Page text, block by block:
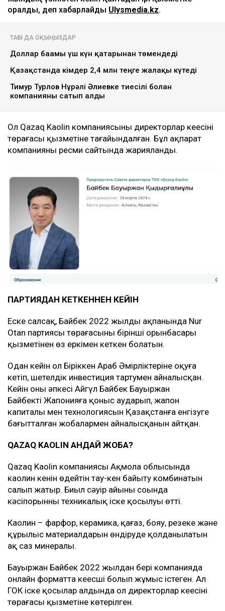
оралды, деп хабарлайды Ulysmedia.kz.
ТАҒЫ ДА ОҚЫҢЫЗДАР
Доллар бағамы үш күн қатарынан төмендеді
Қазақстанда кімдер 2,4 млн теңге жалақы күтеді
Тимур Турлов Нұрәлі Әлиевке тиесілі болған
компанияны сатып алды
Ол Qazaq Kaolin компаниясының директорлар кеңесінің
төрағасы қызметіне тағайындалған. Бұл ақпарат
компанияның ресми сайтында жарияланды.
ПАРТИЯДАН КЕТКЕННЕН КЕЙІН
Еске салсақ, Байбек 2022 жылдың ақпанында Nur
Otan партиясы төрағасының бірінші орынбасары
қызметінен өз еркімен кеткен болатын.
Одан кейін ол Біріккен Араб Әмірліктеріне оқуға
кетіп, шетелдік инвестиция тартумен айналысқан.
Кейін оның әпкесі Айгүл Байбек Бауыржан
Байбектің Жапонияға қоныс аударып, жапон
капиталы мен технологиясын Қазақстанға енгізуге
бағытталған жобалармен айналысқанын айтқан.
QAZAQ KAOLIN ҚАНДАЙ ЖОБА?
Qazaq Kaolin компаниясы Ақмола облысында
каолин кенін өңдейтін тау-кен байыту комбинатын
салып жатыр. Биыл сәуір айының соңында
кәсіпорынның техникалық іске қосылуы өтті.
Каолин – фарфор, керамика, қағаз, бояу, резеңке және
құрылыс материалдарын өндіруде қолданылатын
ақ саз минералы.
Бауыржан Байбек 2022 жылдан бері компанияда
онлайн форматта кеңесші болып жұмыс істеген. Ал
ГОК іске қосылар алдында ол директорлар кеңесінің
төрағасы қызметіне көтерілген.